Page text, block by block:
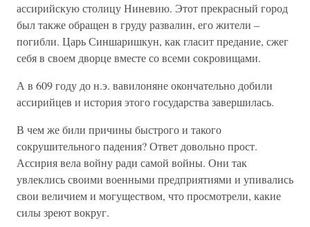
ассирийскую столицу Ниневию. Этот прекрасный город
был также обращен в груду развалин, его жители –
погибли. Царь Синшаришкун, как гласит предание, сжег
себя в своем дворце вместе со всеми сокровищами.
А в 609 году до н.э. вавилоняне окончательно добили
ассирийцев и история этого государства завершилась.
В чем же били причины быстрого и такого
сокрушительного падения? Ответ довольно прост.
Ассирия вела войну ради самой войны. Они так
увлеклись своими военными предприятиями и упивались
свои величием и могуществом, что просмотрели, какие
силы зреют вокруг.